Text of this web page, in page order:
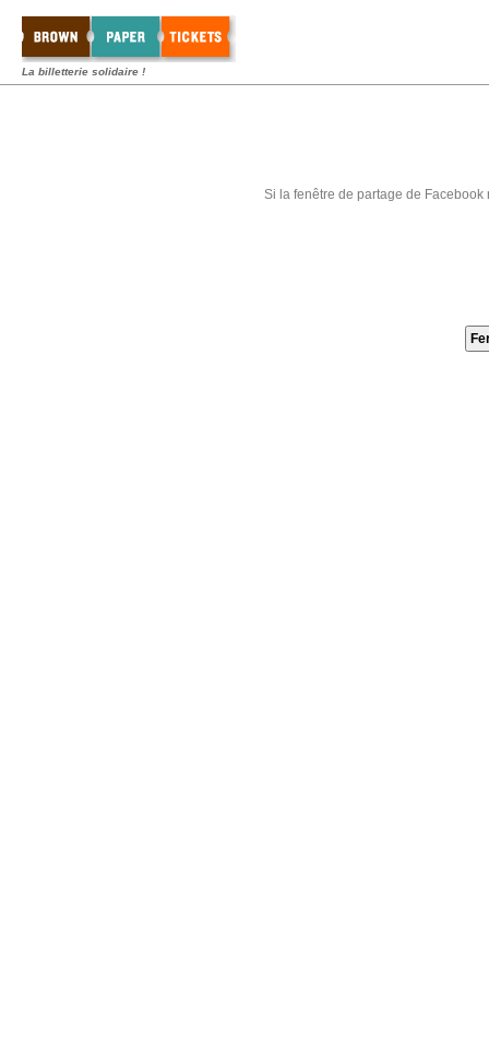
La billetterie solidaire !
Si la fenêtre de partage de